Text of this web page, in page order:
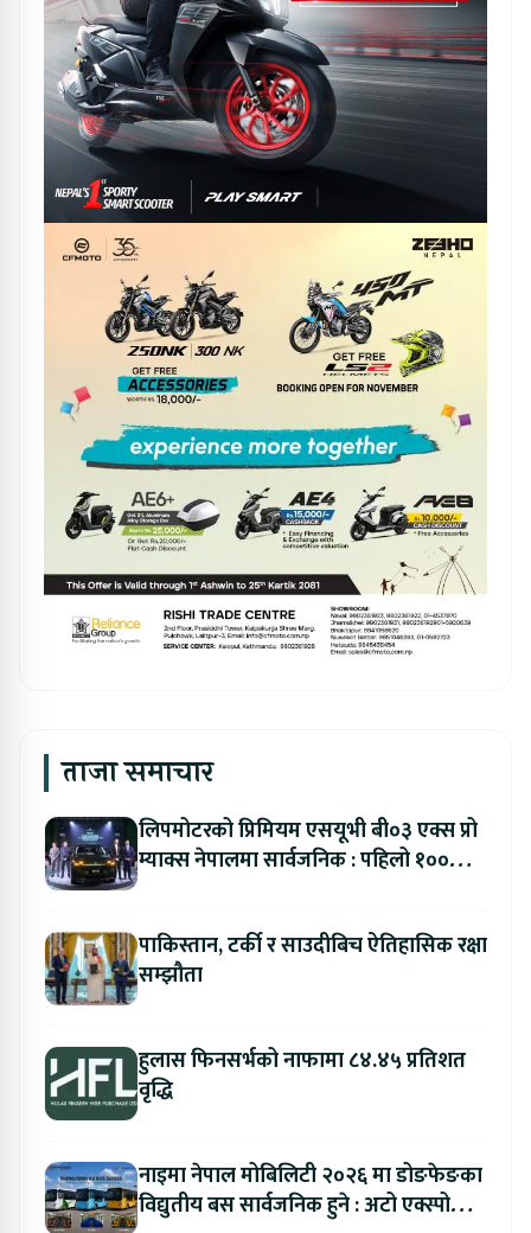
ताजा समाचार
लिपमोटरको प्रिमियम एसयूभी बी०३ एक्स प्रो
म्याक्स नेपालमा सार्वजनिक : पहिलो १००
पाकिस्तान, टर्की र साउदीबिच ऐतिहासिक रक्षा
सम्झौता
हुलास फिनसर्भको नाफामा ८४.४५ प्रतिशत
वृद्धि
नाइमा नेपाल मोबिलिटी २०२६ मा डोङफेङका
विद्युतीय बस सार्वजनिक हुने : अटो एक्स्पोमा